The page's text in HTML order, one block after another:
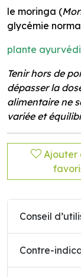
le moringa (
glycémie
plante
Tenir hors de
dépasser la
alimentaire ne
variée et
Ajouter
Conseil
Contre-